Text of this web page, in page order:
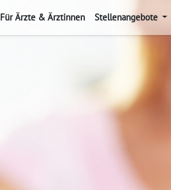
Für Ärzte & Ärztinnen Stellenangebote